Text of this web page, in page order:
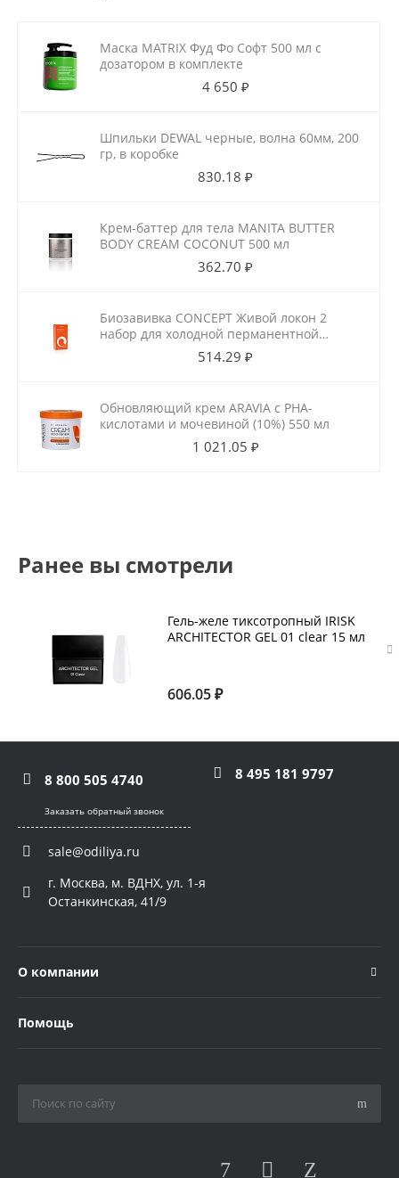
Маска MATRIX Фуд Фо Софт 500 мл с
дозатором в комплекте
4 650 ₽
Шпильки DEWAL черные, волна 60мм, 200
гр, в коробке
830.18 ₽
Крем-баттер для тела MANITA BUTTER
BODY CREAM COCONUT 500 мл
362.70 ₽
Биозавивка CONCEPT Живой локон 2
набор для холодной перманентной
завивки для ослабленных волос
514.29 ₽
Обновляющий крем ARAVIA с РНА-
кислотами и мочевиной (10%) 550 мл
1 021.05 ₽
Ранее вы смотрели
Гель-желе тиксотропный IRISK
ARCHITECTOR GEL 01 clear 15 мл
606.05 ₽
8 800 505 4740 8 495 181 9797
Заказать обратный звонок
sale@odiliya.ru
г. Москва, м. ВДНХ, ул. 1-я
Останкинская, 41/9
О компании
Помощь